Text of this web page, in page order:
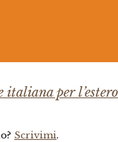
italiana per l’estero
Scrivimi.